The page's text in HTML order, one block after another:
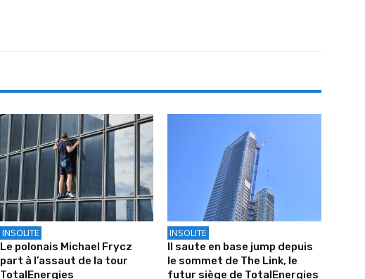
INSOLITE
Le polonais Michael Frycz
part à l’assaut de la tour
TotalEnergies
INSOLITE
Il saute en base jump depuis
le sommet de The Link, le
futur siège de TotalEnergies